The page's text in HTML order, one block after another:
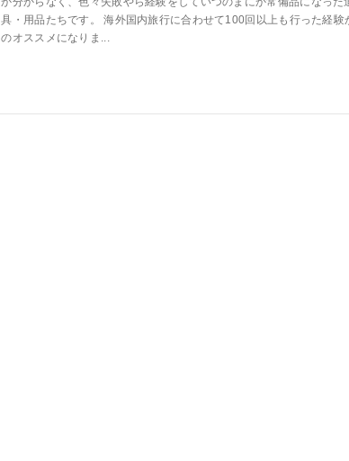
具・用品たちです。 海外国内旅行に合わせて100回以上も行った経験
のオススメになりま...